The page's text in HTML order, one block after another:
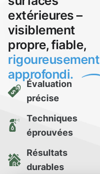
extérieures –
visiblement
propre, fiable,
rigoureusement
approfondi.
Évaluation
précise
Techniques
éprouvées
Résultats
durables